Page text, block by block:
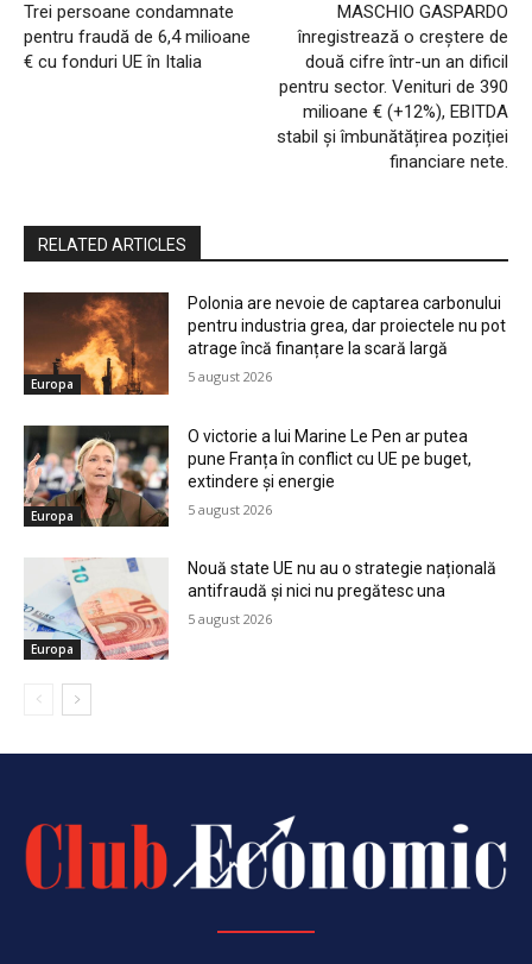
Trei persoane condamnate
pentru fraudă de 6,4 milioane
€ cu fonduri UE în Italia
MASCHIO GASPARDO
înregistrează o creștere de
două cifre într-un an dificil
pentru sector. Venituri de 390
milioane € (+12%), EBITDA
stabil și îmbunătățirea poziției
financiare nete.
RELATED ARTICLES
Europa
Polonia are nevoie de captarea carbonului
pentru industria grea, dar proiectele nu pot
atrage încă finanțare la scară largă
5 august 2026
Europa
O victorie a lui Marine Le Pen ar putea
pune Franța în conflict cu UE pe buget,
extindere și energie
5 august 2026
Europa
Nouă state UE nu au o strategie națională
antifraudă și nici nu pregătesc una
5 august 2026